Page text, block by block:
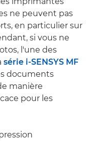
ne peuvent pas
en particulier sur
si vous ne
l'une des
série i-SENSYS MF
documents
manière
pour les